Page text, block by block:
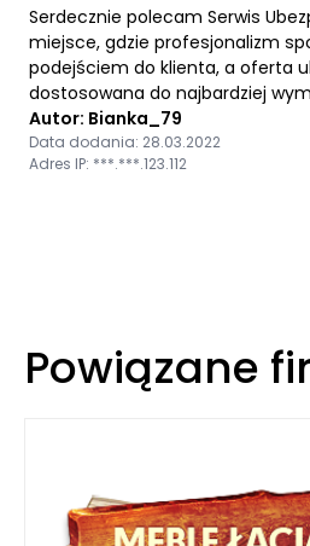
Serdecznie polecam Serwis
miejsce, gdzie profesjonalizm
podejściem do klienta, a oferta
dostosowana do najbardziej
Autor: Bianka_79
Data dodania: 28.03.2022
Adres IP: ***.***.123.112
Powiązane